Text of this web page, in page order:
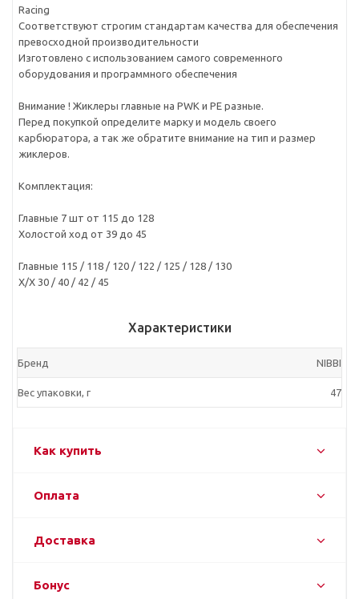
Racing
Соответствуют строгим стандартам качества для обеспечения
превосходной производительности
Изготовлено с использованием самого современного
оборудования и программного обеспечения
Внимание ! Жиклеры главные на PWK и PE разные.
Перед покупкой определите марку и модель своего
карбюратора, а так же обратите внимание на тип и размер
жиклеров.
Комплектация:
Главные 7 шт от 115 до 128
Холостой ход от 39 до 45
Главные 115 / 118 / 120 / 122 / 125 / 128 / 130
Х/Х 30 / 40 / 42 / 45
Характеристики
Бренд NIBBI
Вес упаковки, г 47
Как купить
Оплата
Доставка
Бонус